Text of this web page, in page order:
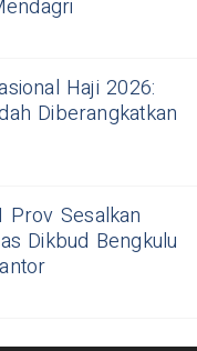
Haji 2026:
Diberangkatkan
Prov Sesalkan
Dikbud Bengkulu